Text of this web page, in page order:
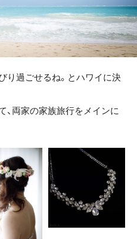
り過ごせるね。とハワイに決
、両家の家族旅行をメインに